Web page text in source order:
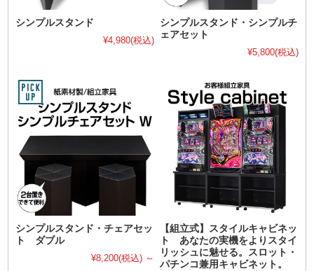
シンプルスタンド
¥4,980(税込)
シンプルスタンド・シンプルチ
ェアセット
¥5,800(税込)
シンプルスタンド・チェアセッ
ト ダブル
¥8,200(税込) ～
【組立式】スタイルキャビネッ
ト あなたの実機をよりスタイ
リッシュに魅せる。スロット・
パチンコ兼用キャビネット。